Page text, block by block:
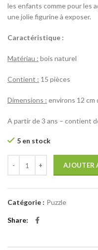
les enfants comme pour les
une jolie figurine à exposer.
Caractéristique :
Matériau : bois naturel
Contient : 15 pièces
Dimensions : environs 12 cm
A partir de 3 ans – contient
5 en stock
AJOUTER
Catégorie : Puzzle
Share